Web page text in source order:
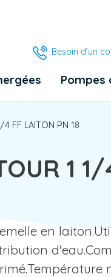
Besoin d’un
Pompes
4 FF LAITON PN 18
1
en